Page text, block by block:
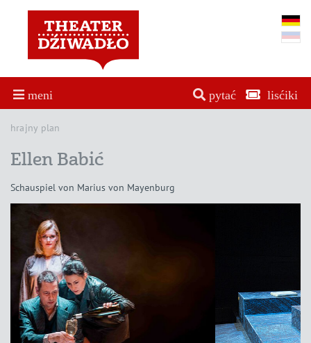
meni pytać lisćiki
hrajny plan
Ellen Babić
Schauspiel von Marius von Mayenburg